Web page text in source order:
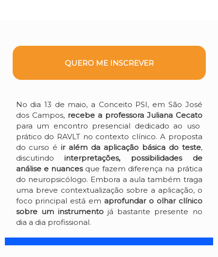
QUERO ME INSCREVER
No dia 13 de maio, a Conceito PSI, em São José
dos Campos, recebe a professora Juliana Cecato
para um encontro presencial dedicado ao uso
prático do RAVLT no contexto clínico. A proposta
do curso éir além da aplicação básica do teste,
discutindointerpretações, possibilidades de
análise e nuancesque fazem diferença na prática
do neuropsicólogo. Embora a aula também traga
uma breve contextualização sobre a aplicação, o
foco principal está em aprofundar o olhar clínico
sobre um instrumentojá bastante presente no
dia a dia profissional.